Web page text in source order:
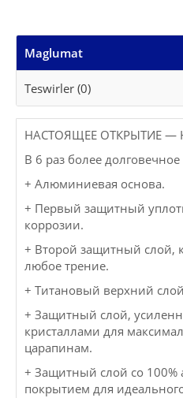
Maglumat
Teswirler (0)
НАСТОЯЩЕЕ ОТКРЫТИЕ —
В 6 раз более
+ Алюминиевая основа.
+ Первый защитный
коррозии.
+ Второй защитный слой,
любое трение.
+ Титановый верхний
+ Защитный слой,
кристаллами для
царапинам.
+ Защитный слой со 100%
покрытием для